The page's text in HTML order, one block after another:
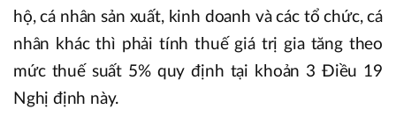
hộ, cá nhân sản xuất, kinh doanh và các tổ chức, cá
nhân khác thì phải tính thuế giá trị gia tăng theo
mức thuế suất 5% quy định tại khoản 3 Điều 19
Nghị định này.